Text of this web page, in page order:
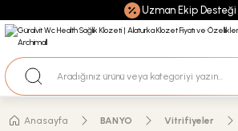
Uzman Ekip Desteği
Nakit Ödemeli Özel Fiyatlar için
Anasayfa BANYO Vitrifiyeler